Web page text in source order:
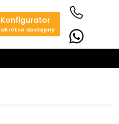
Konfigurator
wkrótce dostępny